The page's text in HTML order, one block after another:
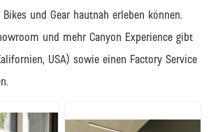
und Gear hautnah erleben können.
und mehr Canyon Experience gibt
USA) sowie einen Factory Service